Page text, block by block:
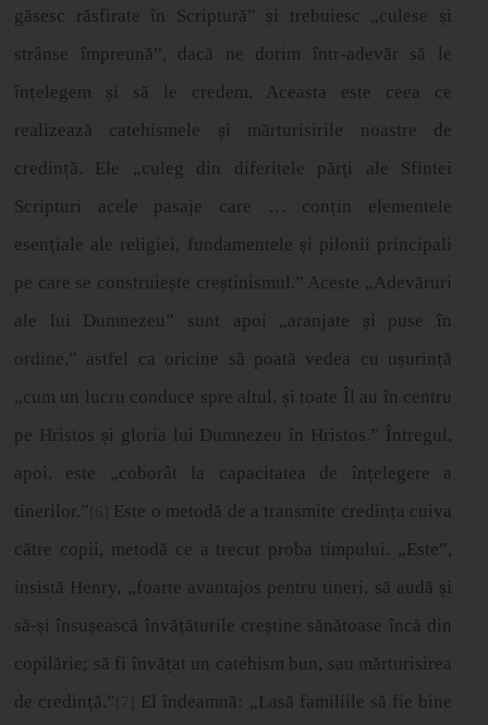
găsesc răsfirate în Scriptură” și trebuiesc „culese și
strânse împreună”, dacă ne dorim într-adevăr să
le
înțelegem și să
le credem. Aceasta este ceea ce
realizează catehismele și mărturisirile noastre de
credință . Ele „culeg din diferitele părţi ale Sfintei
Scripturi acele pasaje care … conțin elementele
esențiale ale religiei, fundamentele și pilonii principali
pe care se construiește creștinismul.” Aceste „Adevăruri
ale lui Dumnezeu” sunt apoi „aranjate și puse în
ordine,” astfel ca oricine să poată vedea cu ușurință
„cum un lucru conduce spre altul, și toate Î l au în centru
pe Hristos și gloria lui Dumnezeu în Hristos.” Întregul,
apoi, este „coborât la capacitatea de înțelegere a
tinerilor.”
Este o metodă de a transmite credința cuiva
către copii, metodă ce a trecut proba timpului. „ Este”,
insistă Henry, „ foarte avantajos pentru tineri, să audă și
să-și însușească învățăturile creștine sănătoase încă din
copilărie; să fi învățat un catehism bun, sau mărturisirea
de credință .”
El îndeamnă: „Lasă familiile să fie bine